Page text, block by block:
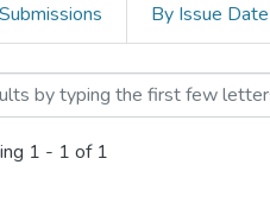
By Issue Date
1 - 1 of 1